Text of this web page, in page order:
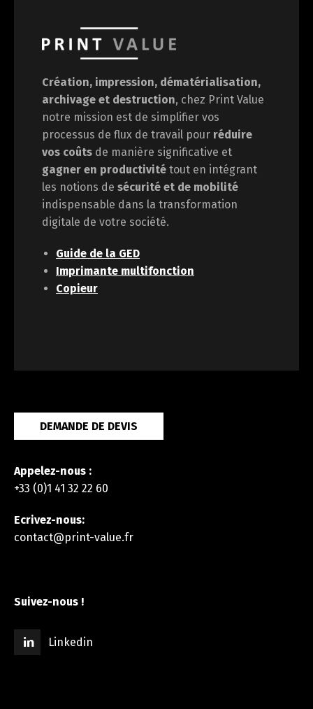
Création, impression, dématérialisation,
archivage et destruction, chez Print Value
notre mission est de simplifier vos
processus de flux de travail pour réduire
vos coûts de manière significative et
gagner en productivité tout en intégrant
les notions de sécurité et de mobilité
indispensable dans la transformation
digitale de votre société.
Guide de la GED
Imprimante multifonction
Copieur
DEMANDE DE DEVIS
Appelez-nous :
+33 (0)1 41 32 22 60
Ecrivez-nous:
contact@print-value.fr
Suivez-nous !
Linkedin